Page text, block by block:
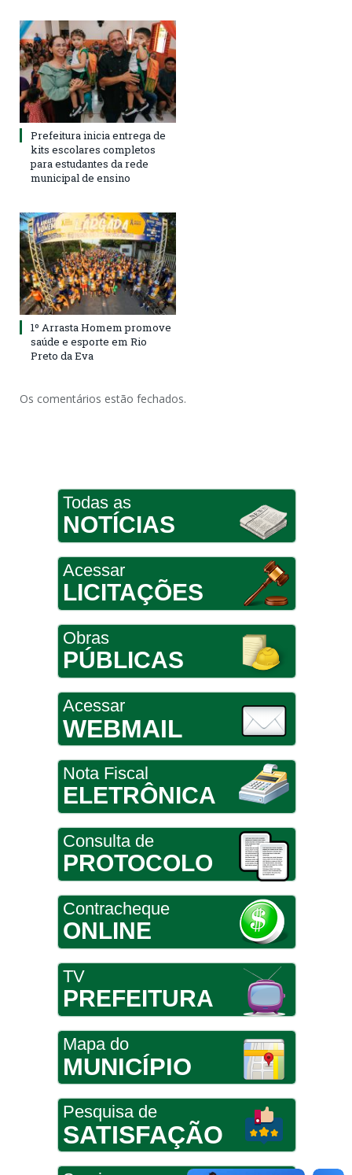
Prefeitura inicia entrega de
kits escolares completos
para estudantes da rede
municipal de ensino
1º Arrasta Homem promove
saúde e esporte em Rio
Preto da Eva
Os comentários estão fechados.
Todas as
NOTÍCIAS
Acessar
LICITAÇÕES
Obras
PÚBLICAS
Acessar
WEBMAIL
Nota Fiscal
ELETRÔNICA
Consulta de
PROTOCOLO
Contracheque
ONLINE
TV
PREFEITURA
Mapa do
MUNICÍPIO
Pesquisa de
SATISFAÇÃO